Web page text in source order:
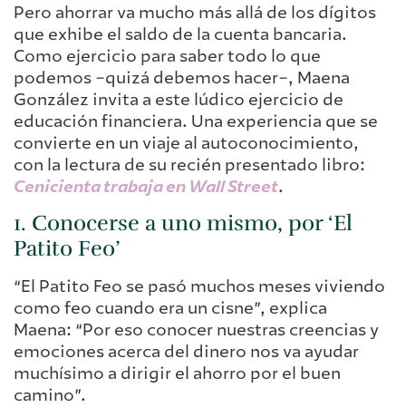
Pero ahorrar va mucho más allá de los dígitos
que exhibe el saldo de la cuenta bancaria.
Como ejercicio para saber todo lo que
podemos –quizá debemos hacer–, Maena
González invita a este lúdico ejercicio de
educación financiera. Una experiencia que se
convierte en un viaje al autoconocimiento,
con la lectura de su recién presentado libro:
Cenicienta trabaja en Wall Street.
1. Conocerse a uno mismo, por ‘El
Patito Feo’
“El Patito Feo se pasó muchos meses viviendo
como feo cuando era un cisne”, explica
Maena: “Por eso conocer nuestras creencias y
emociones acerca del dinero nos va ayudar
muchísimo a dirigir el ahorro por el buen
camino”.